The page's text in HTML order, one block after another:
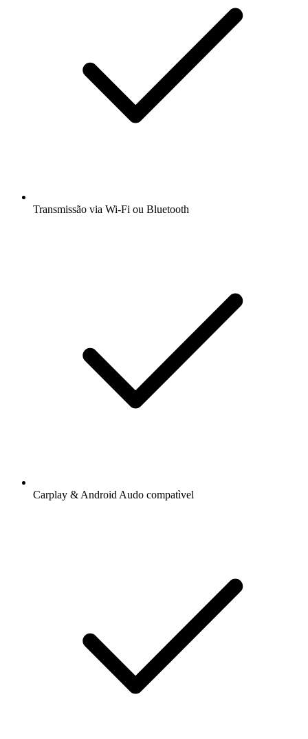
Transmissão via Wi-Fi ou Bluetooth
Carplay & Android Audo compatìvel